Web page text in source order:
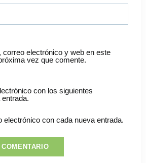
correo electrónico y web en este
vez que comente.
con los siguientes
electrónico con cada nueva entrada.